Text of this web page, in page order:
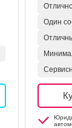
Один